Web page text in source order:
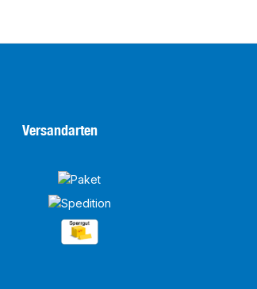
Versandarten